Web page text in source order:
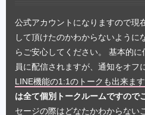
公式アカウントになりますので現
して頂けたのかわからないように
らご安心してください。 基本的
員に配信されますが、通知をオフ
LINE機能の1:1のトークも出来ます
は全て個別トークルームですので
セージの際はどなたかわからない